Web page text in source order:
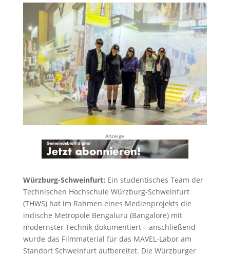
Anzeige
Würzburg-Schweinfurt: Ein studentisches Team der
Technischen Hochschule Würzburg-Schweinfurt
(THWS) hat im Rahmen eines Medienprojekts die
indische Metropole Bengaluru (Bangalore) mit
modernster Technik dokumentiert – anschließend
wurde das Filmmaterial für das MAVEL-Labor am
Standort Schweinfurt aufbereitet. Die Würzburger